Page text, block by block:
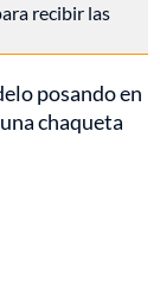
recibir las
posando en
chaqueta